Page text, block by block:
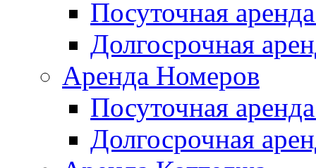
Посуточная
Долгосрочная
Аренда Номеров
Посуточная
Долгосрочная